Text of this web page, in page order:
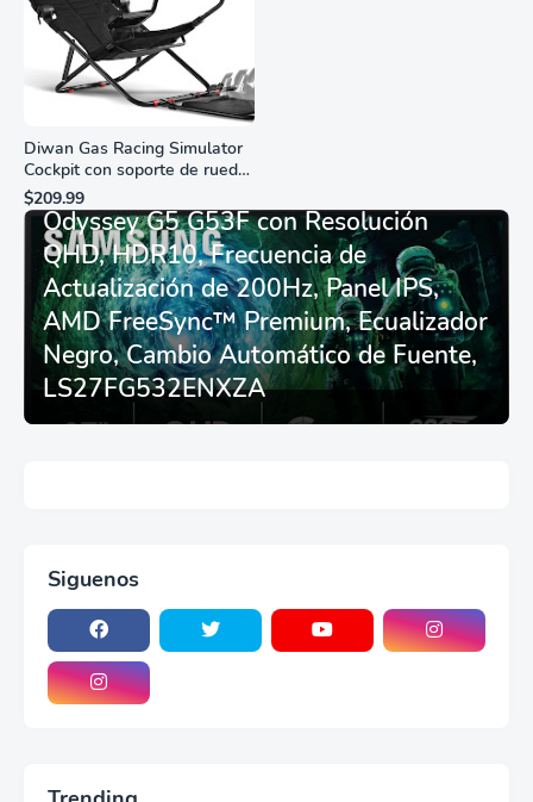
Diwan Gas Racing Simulator
Cockpit con soporte de rueda
de carreras plegable y
asiento - Logitech
G29/920/923/27/25,
Thrustmaster
T248/X/T300RS/T150/458/TX
$209.99
Monitor Gamer SAMSUNG 27”
Odyssey G5 G53F con Resolución
QHD, HDR10, Frecuencia de
Actualización de 200Hz, Panel IPS,
AMD FreeSync™ Premium, Ecualizador
Negro, Cambio Automático de Fuente,
LS27FG532ENXZA
Siguenos